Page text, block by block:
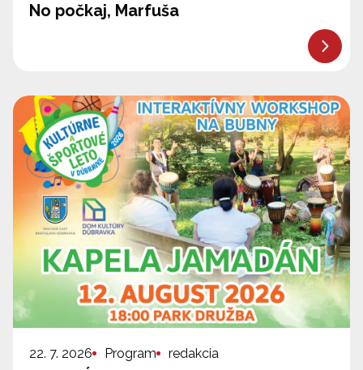
No počkaj, Marfuša
22. 7. 2026 Program redakcia